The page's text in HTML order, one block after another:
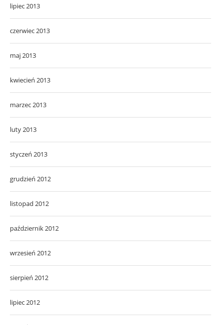
lipiec 2013
czerwiec 2013
maj 2013
kwiecień 2013
marzec 2013
luty 2013
styczeń 2013
grudzień 2012
listopad 2012
październik 2012
wrzesień 2012
sierpień 2012
lipiec 2012